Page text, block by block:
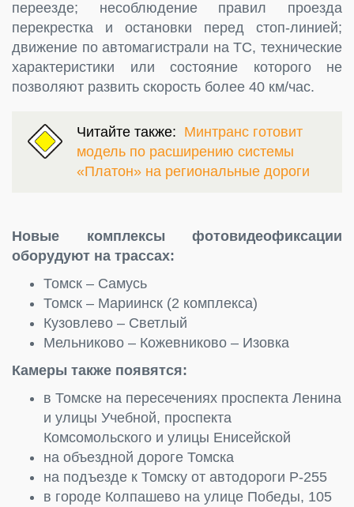
переезде; несоблюдение правил проезда
перекрестка и остановки перед стоп-линией;
движение по автомагистрали на ТС, технические
характеристики или состояние которого не
позволяют развить скорость более 40 км/час.
Читайте также: Минтранс готовит
модель по расширению системы
«Платон» на региональные дороги
Новые комплексы фотовидеофиксации
оборудуют на трассах:
Томск – Самусь
Томск – Мариинск (2 комплекса)
Кузовлево – Светлый
Мельниково – Кожевниково – Изовка
Камеры также появятся:
в Томске на пересечениях проспекта Ленина
и улицы Учебной, проспекта
Комсомольского и улицы Енисейской
на объездной дороге Томска
на подъезде к Томску от автодороги Р-255
в городе Колпашево на улице Победы, 105